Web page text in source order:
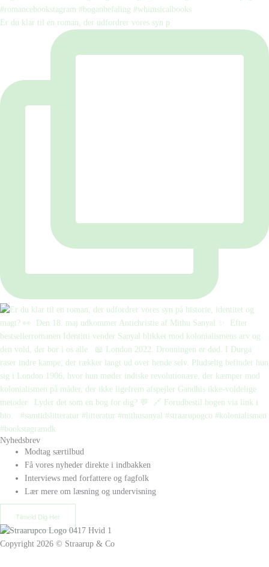
Er du klar til en roman, der udfordrer vores syn p
Nyhedsbrev
Modtag særtilbud
Få vores nyheder direkte i indbakken
Interviews med forfattere og fagfolk
Lær mere om læsning og undervisning
Tilmeld Dig Her
Copyright 2026 © Straarup & Co